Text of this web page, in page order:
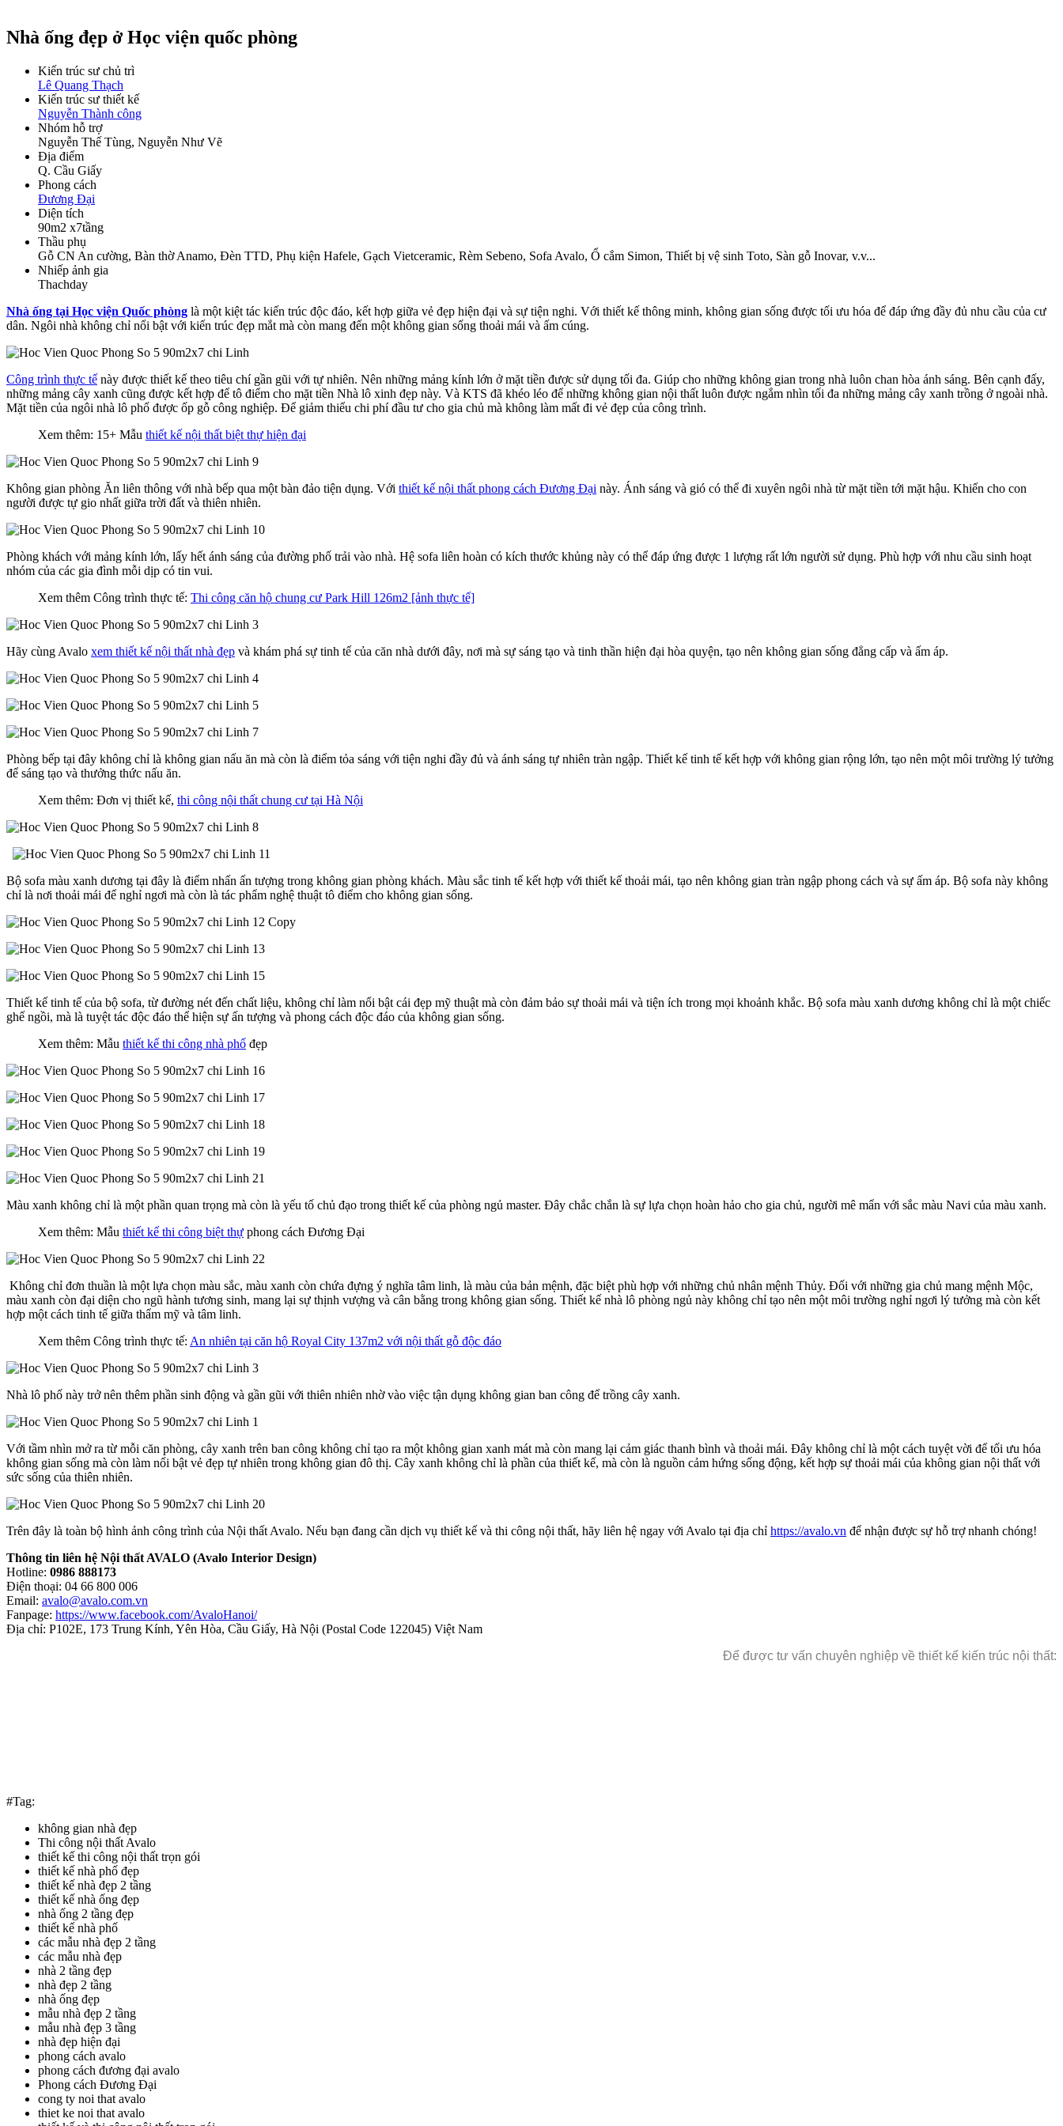
Nhà ống đẹp ở Học viện quốc phòng
Kiến trúc sư chủ trì
Lê Quang Thạch
Kiến trúc sư thiết kế
Nguyễn Thành công
Nhóm hỗ trợ
Nguyễn Thế Tùng, Nguyễn Như Vẽ
Địa điểm
Q. Cầu Giấy
Phong cách
Đương Đại
Diện tích
90m2 x7tầng
Thầu phụ
Gỗ CN An cường, Bàn thờ Anamo, Đèn TTD, Phụ kiện Hafele, Gạch Vietceramic, Rèm Sebeno, Sofa Avalo, Ổ cắm Simon, Thiết bị vệ sinh Toto, Sàn gỗ Inovar, v.v...
Nhiếp ảnh gia
Thachday
Nhà ống tại Học viện Quốc phòng là một kiệt tác kiến trúc độc đáo, kết hợp giữa vẻ đẹp hiện đại và sự tiện nghi. Với thiết kế thông minh, không gian sống được tối ưu hóa để đáp ứng đầy đủ nhu cầu của cư
dân. Ngôi nhà không chỉ nổi bật với kiến trúc đẹp mắt mà còn mang đến một không gian sống thoải mái và ấm cúng.
Công trình thực tế này được thiết kế theo tiêu chí gần gũi với tự nhiên. Nên những mảng kính lớn ở mặt tiền được sử dụng tối đa. Giúp cho những không gian trong nhà luôn chan hòa ánh sáng. Bên cạnh đấy,
những mảng cây xanh cũng được kết hợp để tô điểm cho mặt tiền Nhà lô xinh đẹp này. Và KTS đã khéo léo để những không gian nội thất luôn được ngắm nhìn tối đa những mảng cây xanh trồng ở ngoài nhà.
Mặt tiền của ngôi nhà lô phố được ốp gỗ công nghiệp. Để giảm thiểu chi phí đầu tư cho gia chủ mà không làm mất đi vẻ đẹp của công trình.
Xem thêm: 15+ Mẫu thiết kế nội thất biệt thự hiện đại
Không gian phòng Ăn liên thông với nhà bếp qua một bàn đảo tiện dụng. Với thiết kế nội thất phong cách Đương Đại này. Ánh sáng và gió có thể đi xuyên ngôi nhà từ mặt tiền tới mặt hậu. Khiến cho con
người được tự gio nhất giữa trời đất và thiên nhiên.
Phòng khách với mảng kính lớn, lấy hết ánh sáng của đường phố trải vào nhà. Hệ sofa liên hoàn có kích thước khủng này có thể đáp ứng được 1 lượng rất lớn người sử dụng. Phù hợp với nhu cầu sinh hoạt
nhóm của các gia đình mỗi dịp có tin vui.
Xem thêm Công trình thực tế: Thi công căn hộ chung cư Park Hill 126m2 [ảnh thực tế]
Hãy cùng Avalo xem thiết kế nội thất nhà đẹp và khám phá sự tinh tế của căn nhà dưới đây, nơi mà sự sáng tạo và tinh thần hiện đại hòa quyện, tạo nên không gian sống đẳng cấp và ấm áp.
Phòng bếp tại đây không chỉ là không gian nấu ăn mà còn là điểm tỏa sáng với tiện nghi đầy đủ và ánh sáng tự nhiên tràn ngập. Thiết kế tinh tế kết hợp với không gian rộng lớn, tạo nên một môi trường lý tưởng
để sáng tạo và thưởng thức nấu ăn.
Xem thêm: Đơn vị thiết kế, thi công nội thất chung cư tại Hà Nội
Bộ sofa màu xanh dương tại đây là điểm nhấn ấn tượng trong không gian phòng khách. Màu sắc tinh tế kết hợp với thiết kế thoải mái, tạo nên không gian tràn ngập phong cách và sự ấm áp. Bộ sofa này không
chỉ là nơi thoải mái để nghỉ ngơi mà còn là tác phẩm nghệ thuật tô điểm cho không gian sống.
Thiết kế tinh tế của bộ sofa, từ đường nét đến chất liệu, không chỉ làm nổi bật cái đẹp mỹ thuật mà còn đảm bảo sự thoải mái và tiện ích trong mọi khoảnh khắc. Bộ sofa màu xanh dương không chỉ là một chiếc
ghế ngồi, mà là tuyệt tác độc đáo thể hiện sự ấn tượng và phong cách độc đáo của không gian sống.
Xem thêm: Mẫu thiết kế thi công nhà phố đẹp
Màu xanh không chỉ là một phần quan trọng mà còn là yếu tố chủ đạo trong thiết kế của phòng ngủ master. Đây chắc chắn là sự lựa chọn hoàn hảo cho gia chủ, người mê mẩn với sắc màu Navi của màu xanh.
Xem thêm: Mẫu thiết kế thi công biệt thự phong cách Đương Đại
Không chỉ đơn thuần là một lựa chọn màu sắc, màu xanh còn chứa đựng ý nghĩa tâm linh, là màu của bản mệnh, đặc biệt phù hợp với những chủ nhân mệnh Thủy. Đối với những gia chủ mang mệnh Mộc,
màu xanh còn đại diện cho ngũ hành tương sinh, mang lại sự thịnh vượng và cân bằng trong không gian sống. Thiết kế nhà lô phòng ngủ này không chỉ tạo nên một môi trường nghỉ ngơi lý tưởng mà còn kết
hợp một cách tinh tế giữa thẩm mỹ và tâm linh.
Xem thêm Công trình thực tế: An nhiên tại căn hộ Royal City 137m2 với nội thất gỗ độc đáo
Nhà lô phố này trở nên thêm phần sinh động và gần gũi với thiên nhiên nhờ vào việc tận dụng không gian ban công để trồng cây xanh.
Với tầm nhìn mở ra từ mỗi căn phòng, cây xanh trên ban công không chỉ tạo ra một không gian xanh mát mà còn mang lại cảm giác thanh bình và thoải mái. Đây không chỉ là một cách tuyệt vời để tối ưu hóa
không gian sống mà còn làm nổi bật vẻ đẹp tự nhiên trong không gian đô thị. Cây xanh không chỉ là phần của thiết kế, mà còn là nguồn cảm hứng sống động, kết hợp sự thoải mái của không gian nội thất với
sức sống của thiên nhiên.
Trên đây là toàn bộ hình ảnh công trình của Nội thất Avalo. Nếu bạn đang cần dịch vụ thiết kế và thi công nội thất, hãy liên hệ ngay với Avalo tại địa chỉ https://avalo.vn để nhận được sự hỗ trợ nhanh chóng!
Thông tin liên hệ Nội thất AVALO (Avalo Interior Design)
Hotline: 0986 888173
Điện thoại: 04 66 800 006
Email: avalo@avalo.com.vn
Fanpage: https://www.facebook.com/AvaloHanoi/
Địa chỉ: P102E, 173 Trung Kính, Yên Hòa, Cầu Giấy, Hà Nội (Postal Code 122045) Việt Nam
Để được tư vấn chuyên nghiệp về thiết kế kiến trúc nội thất:
#Tag:
không gian nhà đẹp
Thi công nội thất Avalo
thiết kế thi công nội thất trọn gói
thiết kế nhà phố đẹp
thiết kế nhà đẹp 2 tầng
thiết kế nhà ống đẹp
nhà ống 2 tầng đẹp
thiết kế nhà phố
các mẫu nhà đẹp 2 tầng
các mẫu nhà đẹp
nhà 2 tầng đẹp
nhà đẹp 2 tầng
nhà ống đẹp
mẫu nhà đẹp 2 tầng
mẫu nhà đẹp 3 tầng
nhà đẹp hiện đại
phong cách avalo
phong cách đương đại avalo
Phong cách Đương Đại
cong ty noi that avalo
thiet ke noi that avalo